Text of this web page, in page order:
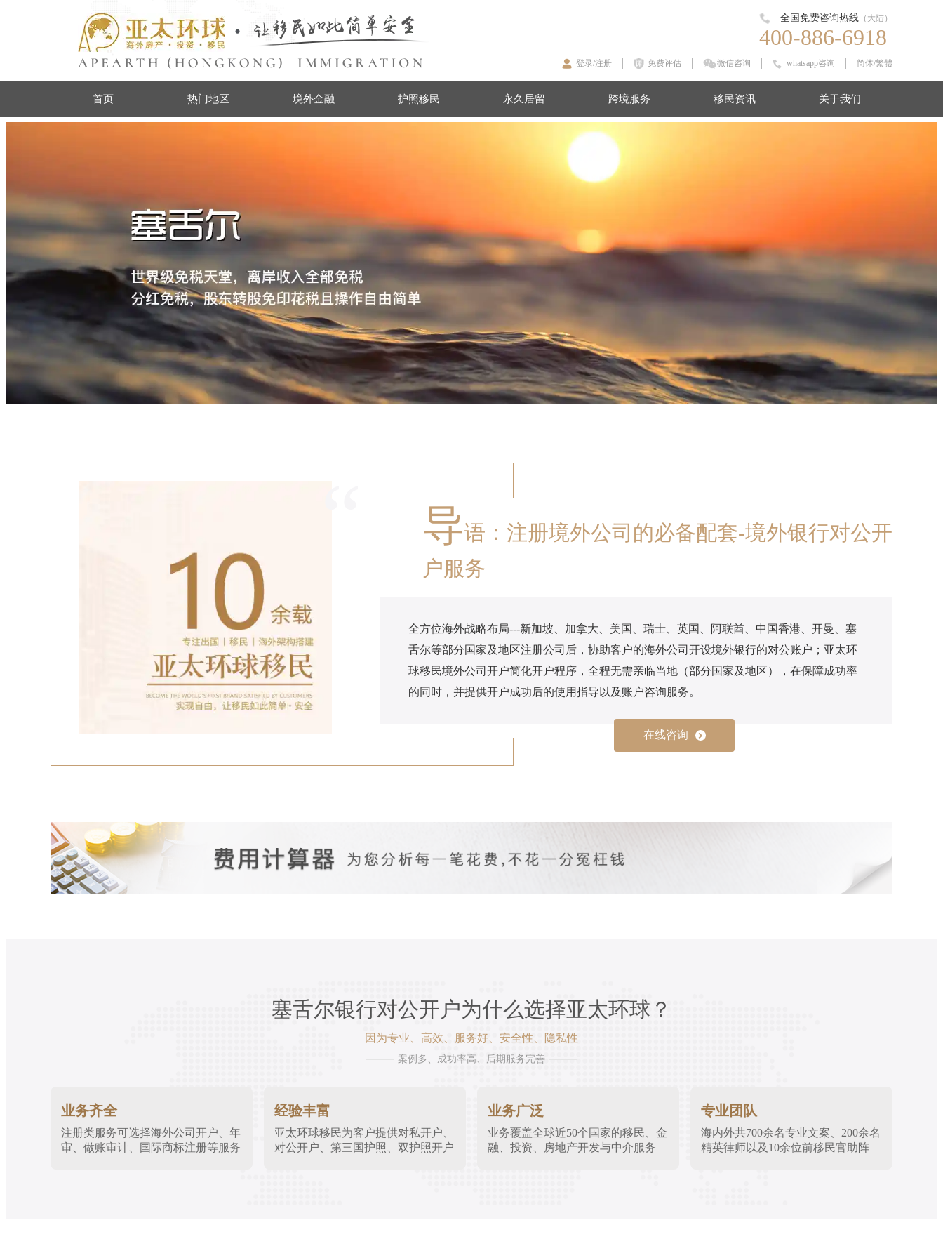
全国免费咨询热线 （大陆）
400-886-6918
登录/注册 免费评估 微信咨询 whatsapp咨询 简体/繁體
首页 热门地区 境外金融 护照移民 永久居留 跨境服务 移民资讯 关于我们
导语：注册境外公司的必备配套-境外银行对公开
户服务
全方位海外战略布局---新加坡、加拿大、美国、瑞士、英国、阿联酋、中国香港、开曼、塞
舌尔等部分国家及地区注册公司后，协助客户的海外公司开设境外银行的对公账户；亚太环
球移民境外公司开户简化开户程序，全程无需亲临当地（部分国家及地区），在保障成功率
的同时，并提供开户成功后的使用指导以及账户咨询服务。
在线咨询
塞舌尔银行对公开户为什么选择亚太环球？
因为专业、高效、服务好、安全性、隐私性
案例多、成功率高、后期服务完善
业务齐全
注册类服务可选择海外公司开户、年
审、做账审计、国际商标注册等服务
经验丰富
亚太环球移民为客户提供对私开户、
对公开户、第三国护照、双护照开户
业务广泛
业务覆盖全球近50个国家的移民、金
融、投资、房地产开发与中介服务
专业团队
海内外共700余名专业文案、200余名
精英律师以及10余位前移民官助阵